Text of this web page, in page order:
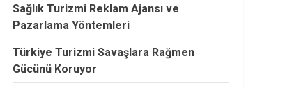
Sağlık Turizmi Reklam Ajansı ve
Pazarlama Yöntemleri
Türkiye Turizmi Savaşlara Rağmen
Gücünü Koruyor